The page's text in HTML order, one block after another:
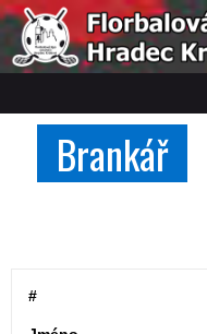
Skip
content
Brankář
#